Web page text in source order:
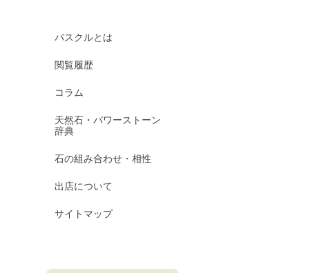
パスクルとは
閲覧履歴
コラム
天然石・パワーストーン
辞典
石の組み合わせ・相性
出店について
サイトマップ